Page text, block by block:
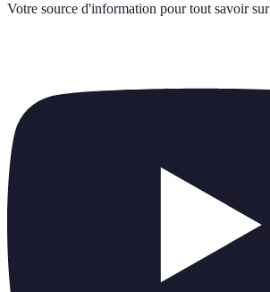
Votre source d'information pour tout savoir sur